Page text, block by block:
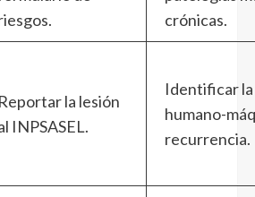
crónicas.
Reportar la lesión
INPSASEL.
Identificar
humano-
recurrencia.